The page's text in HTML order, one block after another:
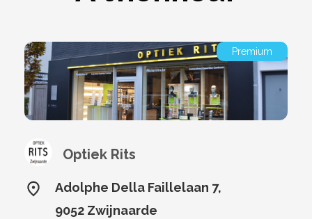
Premium
Optiek Rits
Adolphe Della Faillelaan 7,
9052 Zwijnaarde